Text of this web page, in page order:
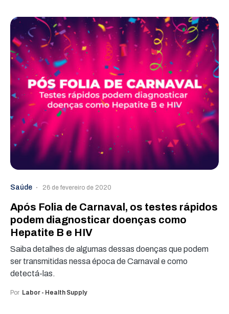
Saúde 26 de fevereiro de 2020
Após Folia de Carnaval, os testes rápidos
podem diagnosticar doenças como
Hepatite B e HIV
Saiba detalhes de algumas dessas doenças que podem
ser transmitidas nessa época de Carnaval e como
detectá-las.
Por Labor - Health Supply